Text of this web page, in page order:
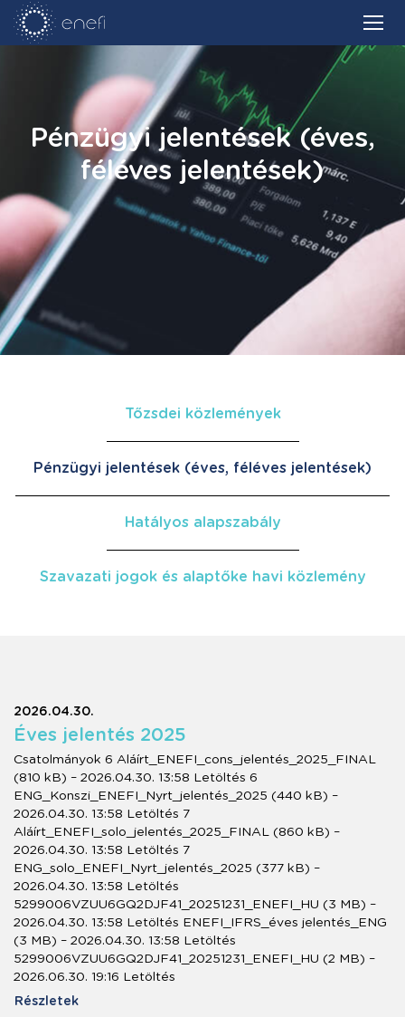
Pénzügyi jelentések (éves,
féléves jelentések)
Tőzsdei közlemények
Pénzügyi jelentések (éves, féléves jelentések)
Hatályos alapszabály
Szavazati jogok és alaptőke havi közlemény
2026.04.30.
Éves jelentés 2025
Csatolmányok 6 Aláírt_ENEFI_cons_jelentés_2025_FINAL
(810 kB) – 2026.04.30. 13:58 Letöltés 6
ENG_Konszi_ENEFI_Nyrt_jelentés_2025 (440 kB) –
2026.04.30. 13:58 Letöltés 7
Aláírt_ENEFI_solo_jelentés_2025_FINAL (860 kB) –
2026.04.30. 13:58 Letöltés 7
ENG_solo_ENEFI_Nyrt_jelentés_2025 (377 kB) –
2026.04.30. 13:58 Letöltés
5299006VZUU6GQ2DJF41_20251231_ENEFI_HU (3 MB) –
2026.04.30. 13:58 Letöltés ENEFI_IFRS_éves jelentés_ENG
(3 MB) – 2026.04.30. 13:58 Letöltés
5299006VZUU6GQ2DJF41_20251231_ENEFI_HU (2 MB) –
2026.06.30. 19:16 Letöltés
Részletek